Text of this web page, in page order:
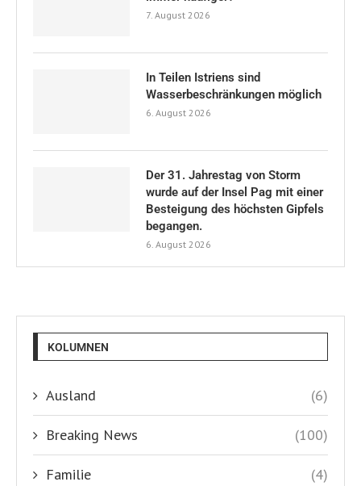
7. August 2026
In Teilen Istriens sind
Wasserbeschränkungen möglich
6. August 2026
Der 31. Jahrestag von Storm
wurde auf der Insel Pag mit einer
Besteigung des höchsten Gipfels
begangen.
6. August 2026
KOLUMNEN
Ausland (6)
Breaking News (100)
Familie (4)